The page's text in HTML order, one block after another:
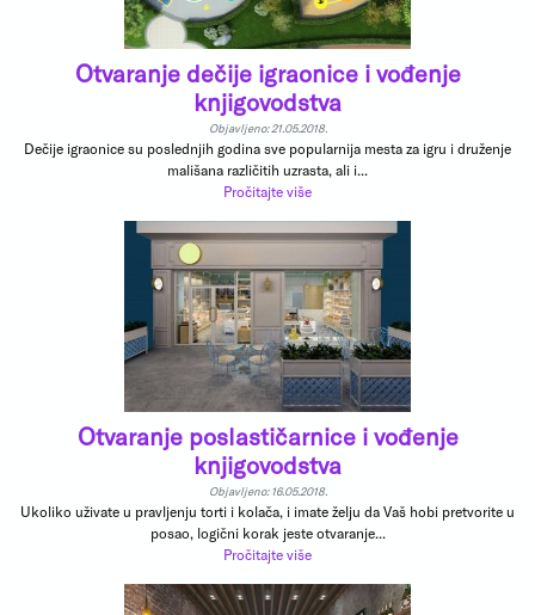
Otvaranje dečije igraonice i vođenje
knjigovodstva
Objavljeno: 21.05.2018.
Dečije igraonice su poslednjih godina sve popularnija mesta za igru i druženje
mališana različitih uzrasta, ali i...
Pročitajte više
Otvaranje poslastičarnice i vođenje
knjigovodstva
Objavljeno: 16.05.2018.
Ukoliko uživate u pravljenju torti i kolača, i imate želju da Vaš hobi pretvorite u
posao, logični korak jeste otvaranje...
Pročitajte više